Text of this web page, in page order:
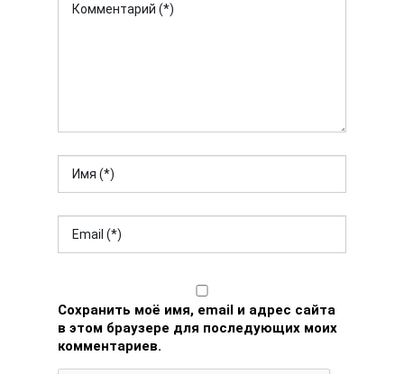
Сохранить моё имя, email и адрес сайта
в этом браузере для последующих моих
комментариев.